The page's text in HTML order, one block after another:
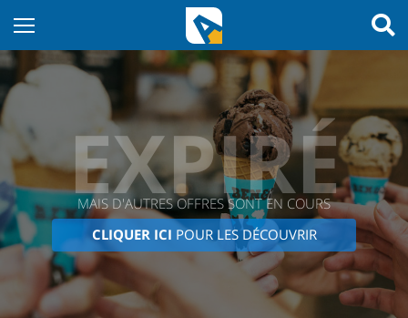
EXPIRÉ
MAIS D'AUTRES OFFRES SONT EN COURS
CLIQUER ICI POUR LES DÉCOUVRIR